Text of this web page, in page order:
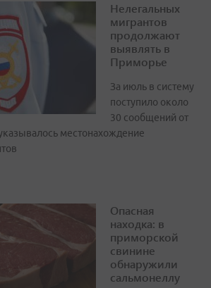
Нелегальных
мигрантов
продолжают
выявлять в
Приморье
За июль в систему
поступило около
30 сообщений от
местонахождение
Опасная
находка: в
приморской
свинине
обнаружили
сальмонеллу